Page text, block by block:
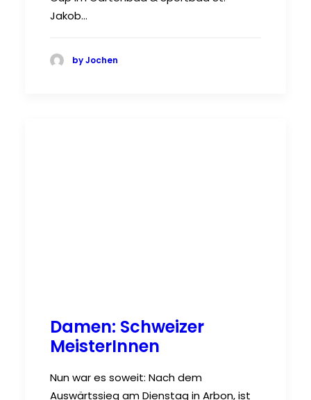
Jakob…
by Jochen
Damen: Schweizer
MeisterInnen
Nun war es soweit: Nach dem
Auswärtssieg am Dienstag in Arbon, ist